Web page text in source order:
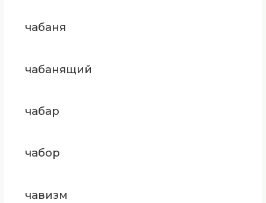
чабаня
чабанящий
чабар
чабор
чавизм